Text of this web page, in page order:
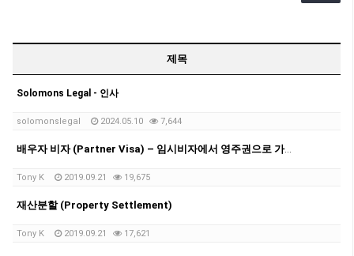
제목
Solomons Legal - 인사
solomonslegal 2024.05.10 7,644
배우자 비자 (Partner Visa) – 임시비자에서 영주권으로 가는 길
Tony K 2019.09.21 19,675
재산분할 (Property Settlement)
Tony K 2019.09.21 17,621